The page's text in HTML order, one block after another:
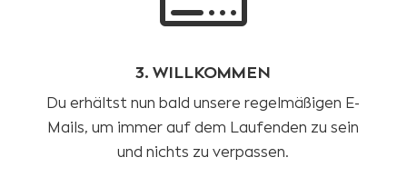
3. WILLKOMMEN
Du erhältst nun bald unsere regelmäßigen E-
Mails, um immer auf dem Laufenden zu sein
und nichts zu verpassen.